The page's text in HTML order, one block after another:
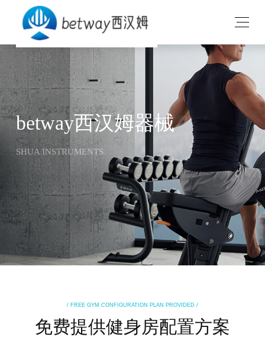
betway西汉姆器械
SHUA INSTRUMENTS
/ FREE GYM CONFIGURATION PLAN PROVIDED /
免费提供健身房配置方案